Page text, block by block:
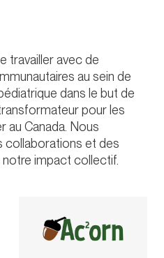
travailler avec de
au sein de
dans le but de
pour les
au Canada. Nous
collaborations et des
impact collectif.